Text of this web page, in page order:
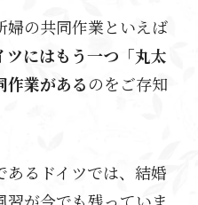
婦の共同作業といえば
ツにはもう一つ「丸太
作業があるのをご存知
あるドイツでは、結婚